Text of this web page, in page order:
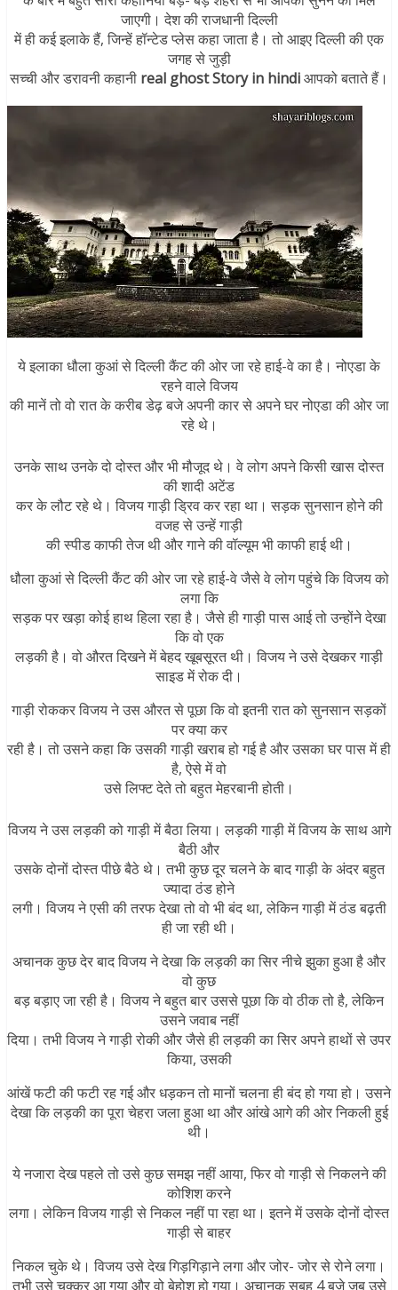
जाएगी। देश की राजधानी दिल्ली
में ही कई इलाके हैं, जिन्हें हॉन्टेड प्लेस कहा जाता है। तो आइए दिल्ली की एक
जगह से जुड़ी
सच्ची और डरावनी कहानी real ghost Story in hindiआपको बताते हैं।
ये इलाका धौला कुआं से दिल्ली कैंट की ओर जा रहे हाई-वे का है। नोएडा के
रहने वाले विजय
की मानें तो वो रात के करीब डेढ़ बजे अपनी कार से अपने घर नोएडा की ओर जा
रहे थे।
उनके साथ उनके दो दोस्त और भी मौजूद थे। वे लोग अपने किसी खास दोस्त
की शादी अटेंड
कर के लौट रहे थे। विजय गाड़ी ड्रिव कर रहा था। सड़क सुनसान होने की
वजह से उन्हें गाड़ी
की स्पीड काफी तेज थी और गाने की वॉल्यूम भी काफी हाई थी।
धौला कुआं से दिल्ली कैंट की ओर जा रहे हाई-वे जैसे वे लोग पहुंचे कि विजय को
लगा कि
सड़क पर खड़ा कोई हाथ हिला रहा है। जैसे ही गाड़ी पास आई तो उन्होंने देखा
कि वो एक
लड़की है। वो औरत दिखने में बेहद खूबसूरत थी। विजय ने उसे देखकर गाड़ी
साइड में रोक दी।
गाड़ी रोककर विजय ने उस औरत से पूछा कि वो इतनी रात को सुनसान सड़कों
पर क्या कर
रही है। तो उसने कहा कि उसकी गाड़ी खराब हो गई है और उसका घर पास में ही
है, ऐसे में वो
उसे लिफ्ट देते तो बहुत मेहरबानी होती।
विजय ने उस लड़की को गाड़ी में बैठा लिया। लड़की गाड़ी में विजय के साथ आगे
बैठी और
उसके दोनों दोस्त पीछे बैठे थे। तभी कुछ दूर चलने के बाद गाड़ी के अंदर बहुत
ज्यादा ठंड होने
लगी। विजय ने एसी की तरफ देखा तो वो भी बंद था, लेकिन गाड़ी में ठंड बढ़ती
ही जा रही थी।
अचानक कुछ देर बाद विजय ने देखा कि लड़की का सिर नीचे झुका हुआ है और
वो कुछ
बड़ बड़ाए जा रही है। विजय ने बहुत बार उससे पूछा कि वो ठीक तो है, लेकिन
उसने जवाब नहीं
दिया। तभी विजय ने गाड़ी रोकी और जैसे ही लड़की का सिर अपने हाथों से उपर
किया, उसकी
आंखें फटी की फटी रह गई और धड़कन तो मानों चलना ही बंद हो गया हो। उसने
देखा कि लड़की का पूरा चेहरा जला हुआ था और आंखे आगे की ओर निकली हुई
थी।
ये नजारा देख पहले तो उसे कुछ समझ नहीं आया, फिर वो गाड़ी से निकलने की
कोशिश करने
लगा। लेकिन विजय गाड़ी से निकल नहीं पा रहा था। इतने में उसके दोनों दोस्त
गाड़ी से बाहर
निकल चुके थे। विजय उसे देख गिड़गिड़ाने लगा और जोर- जोर से रोने लगा।
तभी उसे चक्कर आ गया और वो बेहोश हो गया। अचानक सुबह 4 बजे जब उसे